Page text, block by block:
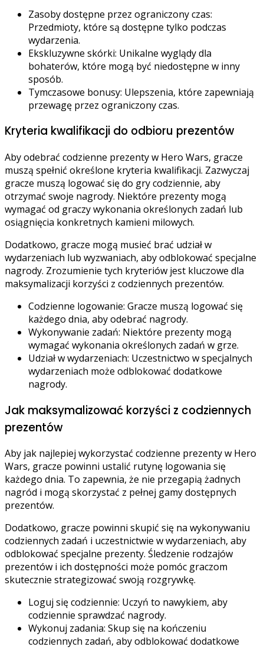
Zasoby dostępne przez ograniczony czas:
Przedmioty, które są dostępne tylko podczas
wydarzenia.
Ekskluzywne skórki: Unikalne wyglądy dla
bohaterów, które mogą być niedostępne w inny
sposób.
Tymczasowe bonusy: Ulepszenia, które zapewniają
przewagę przez ograniczony czas.
Kryteria kwalifikacji do odbioru prezentów
Aby odebrać codzienne prezenty w Hero Wars, gracze
muszą spełnić określone kryteria kwalifikacji. Zazwyczaj
gracze muszą logować się do gry codziennie, aby
otrzymać swoje nagrody. Niektóre prezenty mogą
wymagać od graczy wykonania określonych zadań lub
osiągnięcia konkretnych kamieni milowych.
Dodatkowo, gracze mogą musieć brać udział w
wydarzeniach lub wyzwaniach, aby odblokować specjalne
nagrody. Zrozumienie tych kryteriów jest kluczowe dla
maksymalizacji korzyści z codziennych prezentów.
Codzienne logowanie: Gracze muszą logować się
każdego dnia, aby odebrać nagrody.
Wykonywanie zadań: Niektóre prezenty mogą
wymagać wykonania określonych zadań w grze.
Udział w wydarzeniach: Uczestnictwo w specjalnych
wydarzeniach może odblokować dodatkowe
nagrody.
Jak maksymalizować korzyści z codziennych
prezentów
Aby jak najlepiej wykorzystać codzienne prezenty w Hero
Wars, gracze powinni ustalić rutynę logowania się
każdego dnia. To zapewnia, że nie przegapią żadnych
nagród i mogą skorzystać z pełnej gamy dostępnych
prezentów.
Dodatkowo, gracze powinni skupić się na wykonywaniu
codziennych zadań i uczestnictwie w wydarzeniach, aby
odblokować specjalne prezenty. Śledzenie rodzajów
prezentów i ich dostępności może pomóc graczom
skutecznie strategizować swoją rozgrywkę.
Loguj się codziennie: Uczyń to nawykiem, aby
codziennie sprawdzać nagrody.
Wykonuj zadania: Skup się na kończeniu
codziennych zadań, aby odblokować dodatkowe